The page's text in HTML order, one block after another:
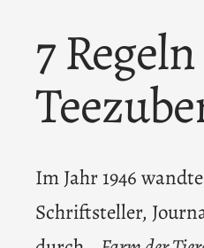
7
Im Jahr 1946
Schriftsteller,